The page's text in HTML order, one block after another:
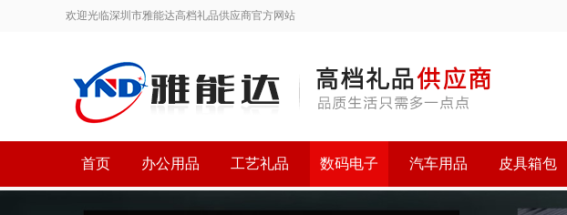
欢迎光临深圳市雅能达高档礼品供应商官方网站
首页 办公用品 工艺礼品 数码电子 汽车用品 皮具箱包